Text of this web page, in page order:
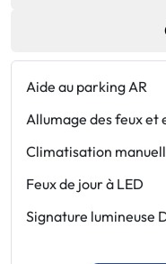
Aide au parking AR
Allumage des feux et
Climatisation
Feux de jour à LED
Signature lumineuse